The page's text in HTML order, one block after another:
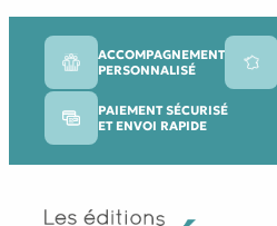
ACCOMPAGNEMENT
PERSONNALISÉ
PAIEMENT SÉCURISÉ
ET ENVOI RAPIDE